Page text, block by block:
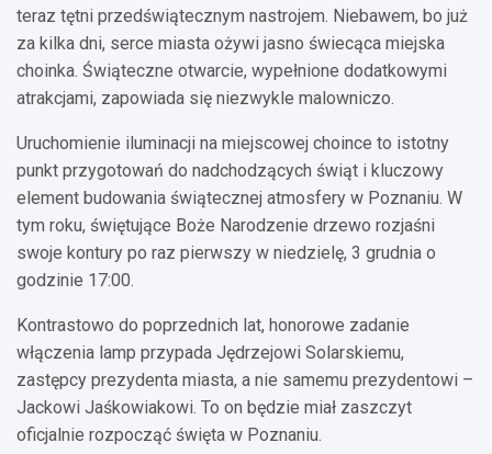
teraz tętni przedświątecznym nastrojem. Niebawem, bo już
za kilka dni, serce miasta ożywi jasno świecąca miejska
choinka. Świąteczne otwarcie, wypełnione dodatkowymi
atrakcjami, zapowiada się niezwykle malowniczo.
Uruchomienie iluminacji na miejscowej choince to istotny
punkt przygotowań do nadchodzących świąt i kluczowy
element budowania świątecznej atmosfery w Poznaniu. W
tym roku, świętujące Boże Narodzenie drzewo rozjaśni
swoje kontury po raz pierwszy w niedzielę, 3 grudnia o
godzinie 17:00.
Kontrastowo do poprzednich lat, honorowe zadanie
włączenia lamp przypada Jędrzejowi Solarskiemu,
zastępcy prezydenta miasta, a nie samemu prezydentowi –
Jackowi Jaśkowiakowi. To on będzie miał zaszczyt
oficjalnie rozpocząć święta w Poznaniu.